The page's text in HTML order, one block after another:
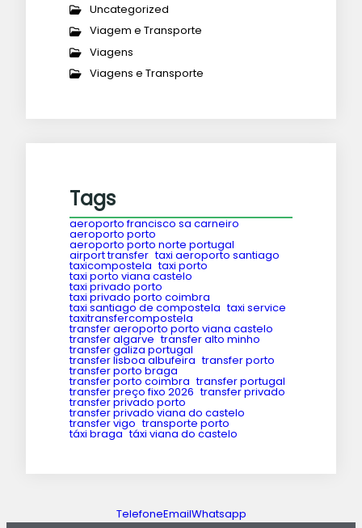
Uncategorized
Viagem e Transporte
Viagens
Viagens e Transporte
Tags
aeroporto francisco sa carneiro
aeroporto porto
aeroporto porto norte portugal
airport transfer taxi aeroporto santiago
taxicompostela taxi porto
taxi porto viana castelo
taxi privado porto
taxi privado porto coimbra
taxi santiago de compostela taxi service
taxitransfercompostela
transfer aeroporto porto viana castelo
transfer algarve transfer alto minho
transfer galiza portugal
transfer lisboa albufeira transfer porto
transfer porto braga
transfer porto coimbra transfer portugal
transfer preço fixo 2026 transfer privado
transfer privado porto
transfer privado viana do castelo
transfer vigo transporte porto
táxi braga táxi viana do castelo
TelefoneEmailWhatsapp